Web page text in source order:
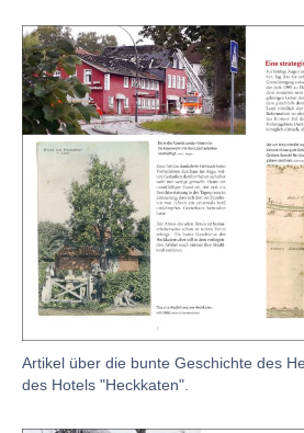
Artikel über die bunte Geschichte des
des Hotels "Heckkaten".